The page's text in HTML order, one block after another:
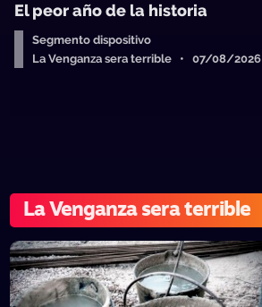
El peor año de la historia
Segmento dispositivo
La Venganza sera terrible • 07/08/2026
La Venganza sera terrible